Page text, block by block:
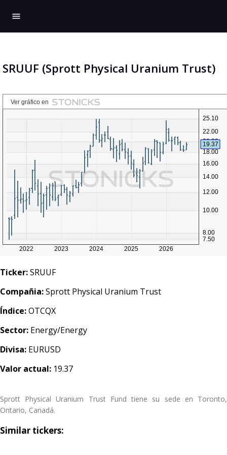
menu
SRUUF (Sprott Physical Uranium Trust)
Ticker:SRUUF
Compañia:Sprott Physical Uranium Trust
Índice:OTCQX
Sector: Energy/Energy
Divisa: EURUSD
Valor actual: 19.37
Sprott Physical Uranium Trust Fund tiene su sede en Toronto,
Ontario, Canadá.
Similar tickers: